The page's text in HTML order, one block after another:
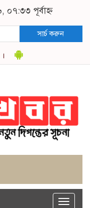
০৭:৩৩ পূর্বাহ্ন
সার্চ করুন
Toggle